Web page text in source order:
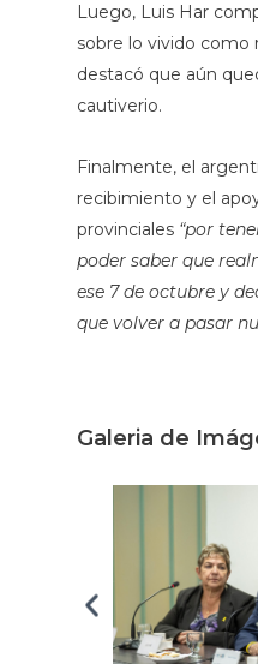
Luego, Luis Har
sobre lo vivido como
destacó que aún
cautiverio.
Finalmente, el
recibimiento y el
provinciales “por
poder saber que
ese 7 de octubre y
que volver a pasar
Galeria de